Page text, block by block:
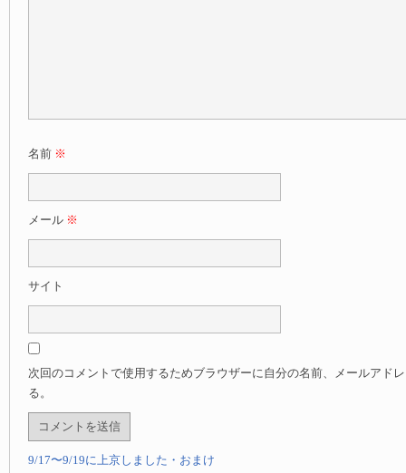
名前 ※
メール ※
サイト
次回のコメントで使用するためブラウザーに自分の名前、メールアド
る。
9/17〜9/19に上京しました・おまけ